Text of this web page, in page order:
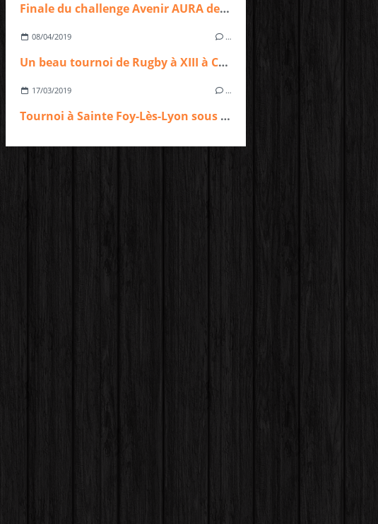
Finale du challenge Avenir AURA des écoles de Rugby à XIII pour les tigres de CTTRL
08/04/2019 …
Un beau tournoi de Rugby à XIII à Caluire pour les tigres de Charpennes Tonkin Tigers Rugby League
17/03/2019 …
Tournoi à Sainte Foy-Lès-Lyon sous un soleil printanier pour les jeunes tigres de Charpennes Tonkin Tigers Rugby League